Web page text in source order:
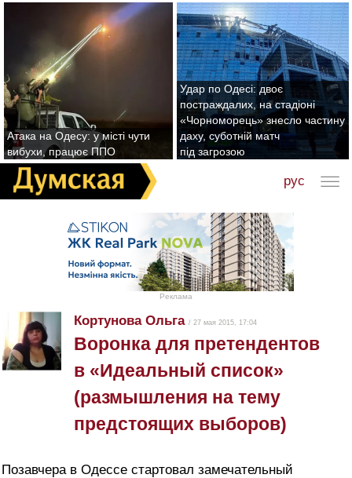
Атака на Одесу: у місті чути
вибухи, працює ППО
Удар по Одесі: двоє
постраждалих, на стадіоні
«Чорноморець» знесло частину
даху, суботній матч
під загрозою
рус
Реклама
Кортунова Ольга / 27 мая 2015, 17:04
Воронка для претендентов
в «Идеальный список»
(размышления на тему
предстоящих выборов)
Позавчера в Одессе стартовал замечательный